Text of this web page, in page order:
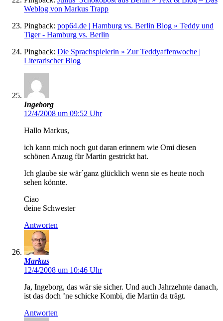
Weblog von Markus Trapp
Pingback: pop64.de | Hamburg vs. Berlin Blog » Teddy und
Tiger - Hamburg vs. Berlin
Pingback: Die Sprachspielerin » Zur Teddyaffenwoche |
Literarischer Blog
Ingeborg
12/4/2008 um 09:52 Uhr
Hallo Markus,
ich kann mich noch gut daran erinnern wie Omi diesen
schönen Anzug für Martin gestrickt hat.
Ich glaube sie wär´ganz glücklich wenn sie es heute noch
sehen könnte.
Ciao
deine Schwester
Antworten
Markus
12/4/2008 um 10:46 Uhr
Ja, Ingeborg, das wär sie sicher. Und auch Jahrzehnte danach,
ist das doch ’ne schicke Kombi, die Martin da trägt.
Antworten